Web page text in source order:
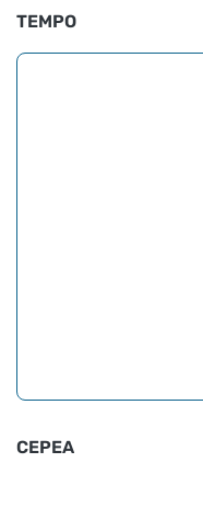
TEMPO
CEPEA